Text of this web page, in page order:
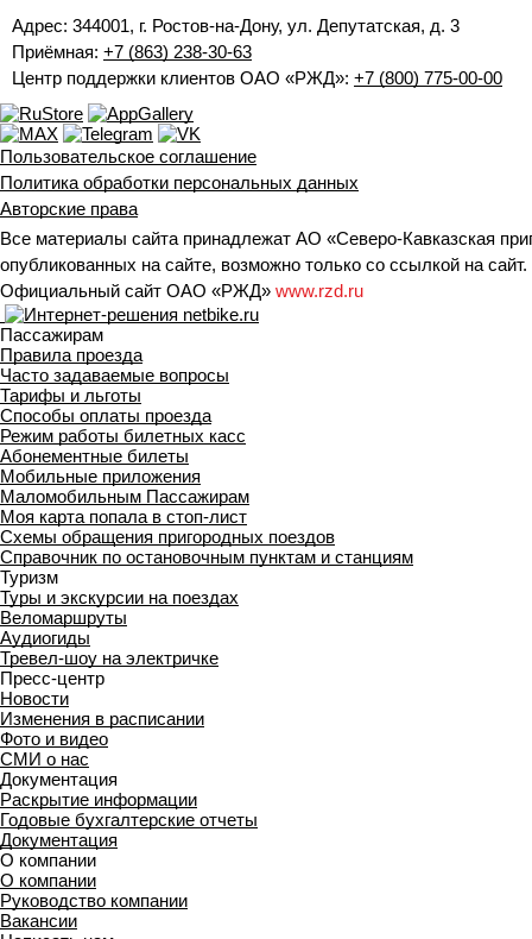
Адрес: 344001, г. Ростов-на-Дону, ул. Депутатская, д. 3
Приёмная: +7 (863) 238-30-63
Центр поддержки клиентов ОАО «РЖД»: +7 (800) 775-00-00
Пользовательское соглашение
Политика обработки персональных данных
Авторские права
Все материалы сайта принадлежат АО «Северо-Кавказская
опубликованных на сайте, возможно только со ссылкой на сайт.
Официальный сайт ОАО «РЖД» www.rzd.ru
Пассажирам
Правила проезда
Часто задаваемые вопросы
Тарифы и льготы
Способы оплаты проезда
Режим работы билетных касс
Абонементные билеты
Мобильные приложения
Маломобильным Пассажирам
Моя карта попала в стоп-лист
Cхемы обращения пригородных поездов
Справочник по остановочным пунктам и станциям
Туризм
Туры и экскурсии на поездах
Веломаршруты
Аудиогиды
Тревел-шоу на электричке
Пресс-центр
Новости
Изменения в расписании
Фото и видео
СМИ о нас
Документация
Раскрытие информации
Годовые бухгалтерские отчеты
Документация
О компании
О компании
Руководство компании
Вакансии